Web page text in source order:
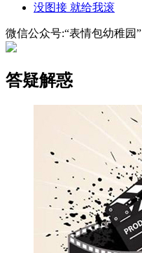
没图接 就给我滚
微信公众号:“表情包幼稚园”
答疑解惑